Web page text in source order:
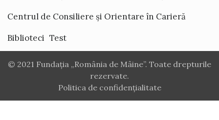
Centrul de Consiliere și Orientare în Carieră
Biblioteci Test
© 2021 Fundația „România de Mâine”. Toate drepturile
rezervate.
Politica de confidențialitate